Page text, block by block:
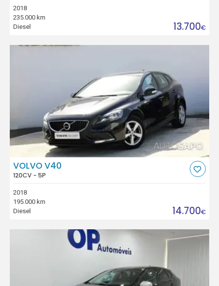
2018
235.000 km
Diesel
13.700€
VOLVO V40
120CV - 5P
2018
195.000 km
Diesel
14.700€